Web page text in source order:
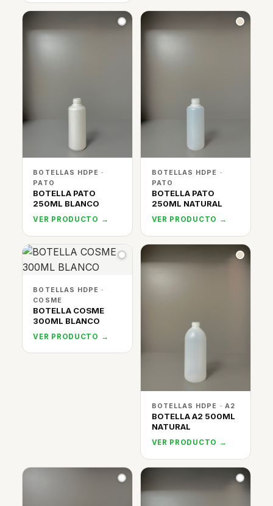
BOTELLAS HDPE ·
PATO
BOTELLA PATO
250ML BLANCO
VER PRODUCTO →
BOTELLAS HDPE ·
PATO
BOTELLA PATO
250ML NATURAL
VER PRODUCTO →
BOTELLAS HDPE ·
COSME
BOTELLA COSME
300ML BLANCO
VER PRODUCTO →
BOTELLAS HDPE · A2
BOTELLA A2 500ML
NATURAL
VER PRODUCTO →